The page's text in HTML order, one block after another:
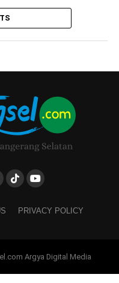
PRIVACY POLICY
Argya Digital Media